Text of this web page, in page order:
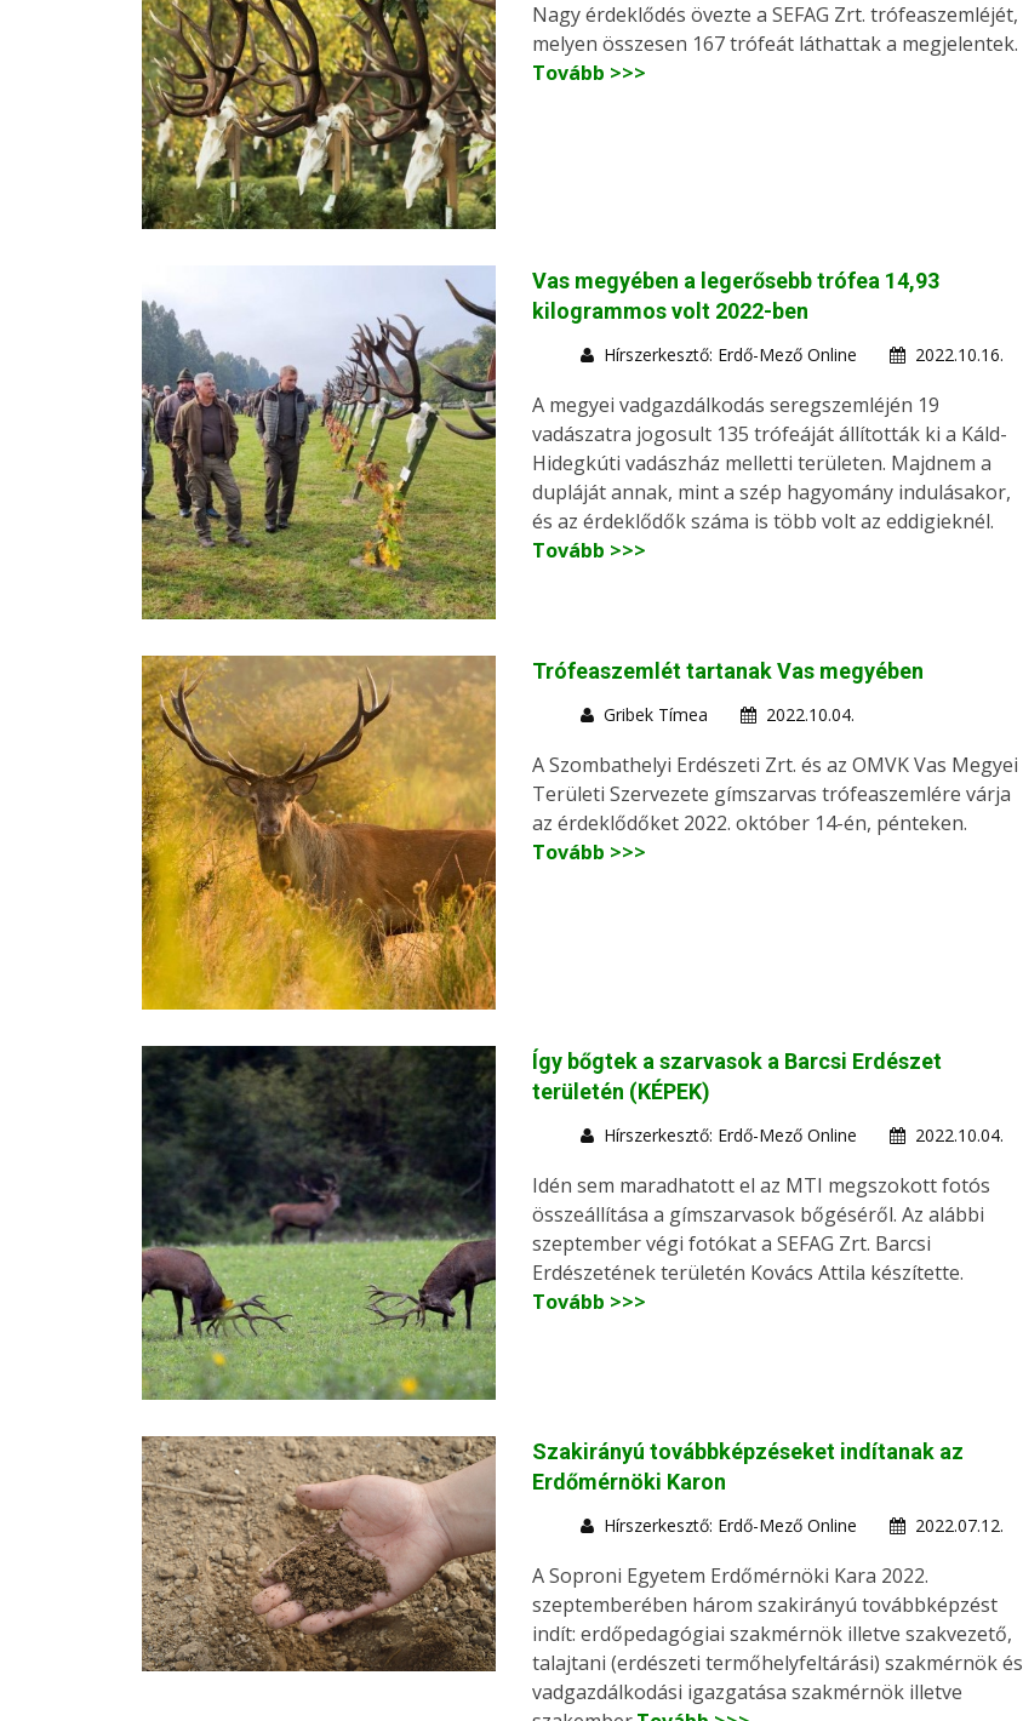
Nagy érdeklődés övezte a SEFAG Zrt. trófeaszemléjét,
melyen összesen 167 trófeát láthattak a megjelentek.
Tovább >>>
Vas megyében a legerősebb trófea 14,93
kilogrammos volt 2022-ben
Hírszerkesztő: Erdő-Mező Online 2022.10.16.
A megyei vadgazdálkodás seregszemléjén 19
vadászatra jogosult 135 trófeáját állították ki a Káld-
Hidegkúti vadászház melletti területen. Majdnem a
dupláját annak, mint a szép hagyomány indulásakor,
és az érdeklődők száma is több volt az eddigieknél.
Tovább >>>
Trófeaszemlét tartanak Vas megyében
Gribek Tímea 2022.10.04.
A Szombathelyi Erdészeti Zrt. és az OMVK Vas Megyei
Területi Szervezete gímszarvas trófeaszemlére várja
az érdeklődőket 2022. október 14-én, pénteken.
Tovább >>>
Így bőgtek a szarvasok a Barcsi Erdészet
területén (KÉPEK)
Hírszerkesztő: Erdő-Mező Online 2022.10.04.
Idén sem maradhatott el az MTI megszokott fotós
összeállítása a gímszarvasok bőgéséről. Az alábbi
szeptember végi fotókat a SEFAG Zrt. Barcsi
Erdészetének területén Kovács Attila készítette.
Tovább >>>
Szakirányú továbbképzéseket indítanak az
Erdőmérnöki Karon
Hírszerkesztő: Erdő-Mező Online 2022.07.12.
A Soproni Egyetem Erdőmérnöki Kara 2022.
szeptemberében három szakirányú továbbképzést
indít: erdőpedagógiai szakmérnök illetve szakvezető,
talajtani (erdészeti termőhelyfeltárási) szakmérnök és
vadgazdálkodási igazgatása szakmérnök illetve